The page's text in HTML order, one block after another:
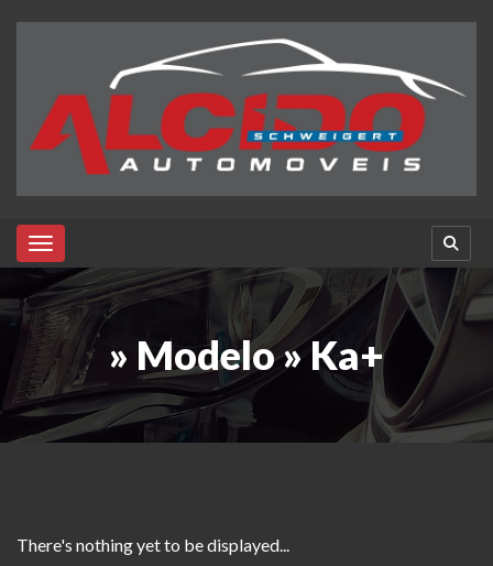
Toggle navigation
» Modelo » Ka+
There's nothing yet to be displayed...